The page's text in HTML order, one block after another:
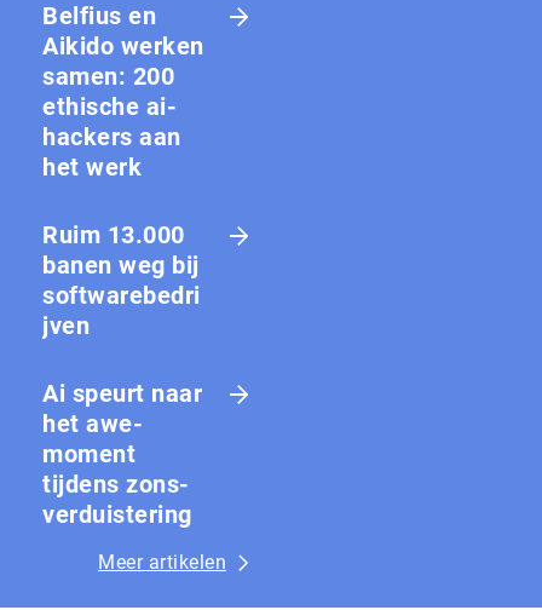
Belfius en
Aikido werken
samen: 200
ethische ai-
hackers aan
het werk
Ruim 13.000
banen weg bij
softwarebedri
jven
Ai speurt naar
het awe-
moment
tijdens zons­
ver­duis­te­ring
Meer artikelen